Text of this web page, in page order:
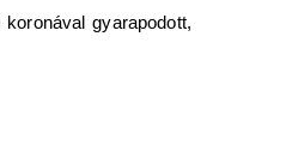
gyarapodott,